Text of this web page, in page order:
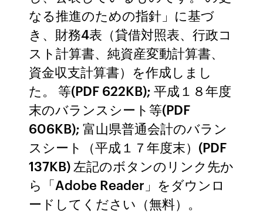
なる推進のための指針」に基づ
き、財務4表（貸借対照表、行政コ
スト計算書、純資産変動計算書、
資金収支計算書）を作成しまし
た。 等(PDF 622KB); 平成１８年度
末のバランスシート等(PDF
606KB); 富山県普通会計のバラン
スシート（平成１７年度末）(PDF
137KB) 左記のボタンのリンク先か
ら「Adobe Reader」をダウンロ
ードしてください（無料）。